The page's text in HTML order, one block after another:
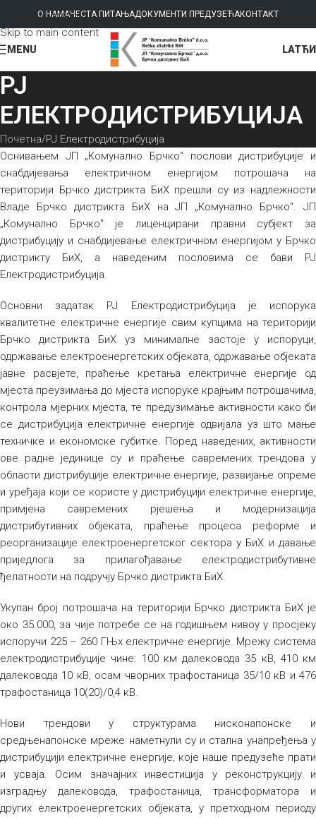
Skip to navigation
Skip to main content
О НАМАЧЕСТА ПИТАЊАДОКУМЕНТИ ПРЕДУЗЕЋАКОНТАКТ
MENU LAT
РЈ
ЕЛЕКТРОДИСТРИБУЦИЈА
Почетна РЈ Електродистрибуција
Оснивањем ЈП „Комунално Брчко“ послови дистрибуције и
снабдијевања електричном енергијом потрошача на
територији Брчко дистрикта БиХ прешли су из надлежности
Владе Брчко дистрикта БиХ на ЈП „Комунално Брчко“. ЈП
„Комунално Брчко“ је лиценцирани правни субјект за
дистрибуцију и снабдијевање електричном енергијом у Брчко
дистрикту БиХ, а наведеним пословима се бави РЈ
Електродистрибуција.
Основни задатак РЈ Електродистрибуција је испорука
квалитетне електричне енергије свим купцима на територији
Брчко дистрикта БиХ уз минималне застоје у испоруци,
одржавање електроенергетских објеката, одржавање објеката
јавне расвјете, праћење кретања електричне енергије од
мјеста преузимања до мјеста испоруке крајњим потрошачима,
контрола мјерних мјеста, те предузимање активности како би
се дистрибуција електричне енергије одвијала уз што мање
техничке и економске губитке. Поред наведених, активности
ове радне јединице су и праћење савремених трендова у
области дистрибуције електричне енергије, развијање опреме
и уређаја који се користе у дистрибуцији електричне енергије,
примјена савремених рјешења и модернизација
дистрибутивних објеката, праћење процеса реформе и
реорганизације електроенергетског сектора у БиХ и давање
приједлога за прилагођавање електродистрибутивне
ђелатности на подручју Брчко дистрикта БиХ.
Укупан број потрошача на територији Брчко дистрикта БиХ је
око 35.000, за чије потребе се на годишњем нивоу у просјеку
испоручи 225 – 260 ГЊх електричне енергије. Мрежу система
електродистрибуције чине: 100 км далековода 35 кВ, 410 км
далековода 10 кВ, осам чворних трафостаница 35/10 кВ и 476
трафостаница 10(20)/0,4 кВ.
Нови трендови у структурама нисконапонске и
средњенапонске мреже наметнули су и стална унапређења у
дистрибуцији електричне енергије, које наше предузеће прати
и усваја. Осим значајних инвестиција у реконструкцију и
изградњу далековода, трафостаница, трансформатора и
других електроенергетских објеката, у претходном периоду